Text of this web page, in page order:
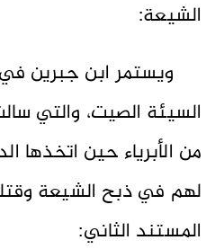
الشيعة:
ويستمر ابن جبرين في
السيئة الصيت، والتي
من الأبرياء حين
لهم في ذبح الشيعة
المستند الثاني: